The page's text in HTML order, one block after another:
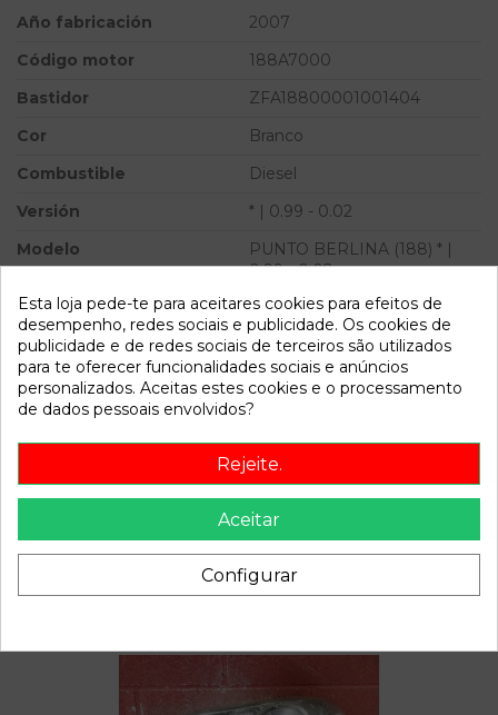
Año fabricación
2007
Código motor
188A7000
Bastidor
ZFA18800001001404
Cor
Branco
Combustible
Diesel
Versión
* | 0.99 - 0.02
Modelo
PUNTO BERLINA (188) * |
0.99 - 0.02
Referência 809221
Disponível a partir de: 2022-04-06
Descrição
Recambio de amortiguador delantero derecho para fiat
punto berlina (188) | 0.99 - 0.02 | 0.99 - 0.02 referencia
Esta loja pede-te para aceitares cookies para efeitos de
desempenho, redes sociais e publicidade. Os cookies de
publicidade e de redes sociais de terceiros são utilizados
para te oferecer funcionalidades sociais e anúncios
personalizados. Aceitas estes cookies e o processamento
de dados pessoais envolvidos?
Rejeite.
Aceitar
Configurar